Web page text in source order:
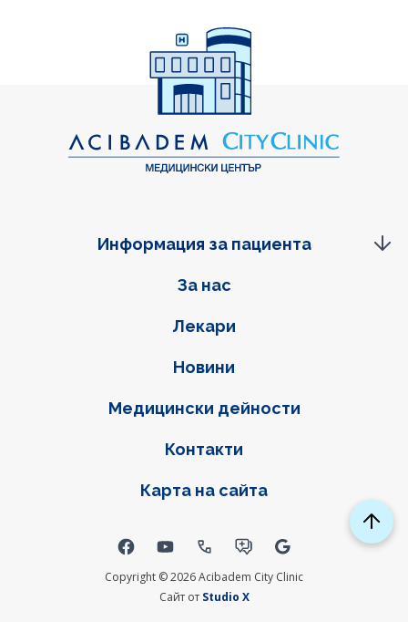
Фуутер навигация
За нас
Лекари
Новини
Медицински дейности
Контакти
Карта на сайта
Информация за пациента
Copyright © 2026 Acibadem City Clinic
Social links
Сайт от Studio X